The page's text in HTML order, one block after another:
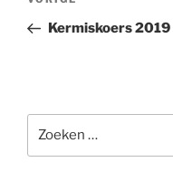
berichtKermiskoers 2019
naar: